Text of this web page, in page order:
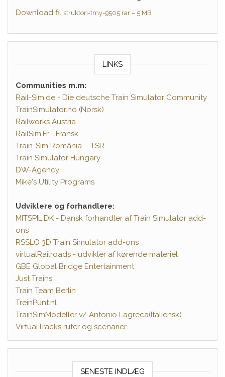
Download fil strukton-tmy-9505.rar – 5 MB
LINKS
Communities m.m:
Rail-Sim.de - Die deutsche Train Simulator Community
TrainSimulator.no (Norsk)
Railworks Austria
RailSim.Fr - Fransk
Train-Sim România – TSR
Train Simulator Hungary
DW-Agency
Mike's Utility Programs
Udviklere og forhandlere:
MITSPIL.DK - Dansk forhandler af Train Simulator add-
ons
RSSLO 3D Train Simulator add-ons
virtualRailroads - udvikler af kørende materiel
GBE Global Bridge Entertainment
Just Trains
Train Team Berlin
TreinPunt.nl
TrainSimModeller v/ Antonio Lagreca(Italiensk)
VirtualTracks ruter og scenarier
SENESTE INDLÆG